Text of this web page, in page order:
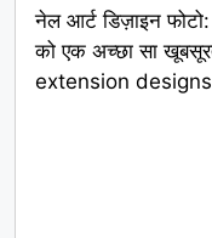
नेल आर्ट डिज़ाइन
को एक अच्छा सा
extension designs